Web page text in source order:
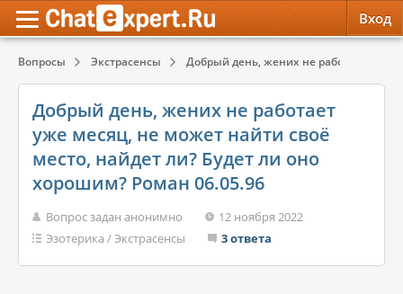
Вход
Вопросы Экстрасенсы Добрый день, жених не работает уже
Добрый день, жених не работает
уже месяц, не может найти своё
место, найдет ли? Будет ли оно
хорошим? Роман 06.05.96
Вопрос задан анонимно
12 ноября 2022
Эзотерика /Экстрасенсы 3 ответа
Психология
Эзотерика
Красота, Здоровье
Психология
Эзотерика
Красота, Здоровье
Обратная связь
Служба поддержки
Правила сервиса